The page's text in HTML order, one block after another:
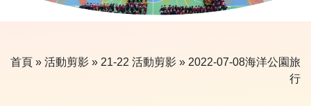
首頁 » 活動剪影 » 21-22 活動剪影 » 2022-07-08海洋公園旅
行